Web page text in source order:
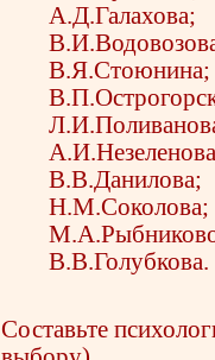
А.Д.Галахова;
В.Я.Стоюнина;
В.В.Данилова;
Н.М.Соколова;
В.В.Голубкова.
Составьте